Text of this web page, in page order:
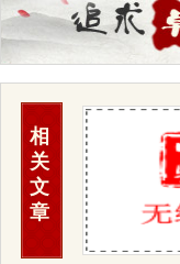
相
关
文
章